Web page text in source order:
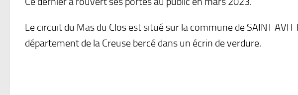
Le circuit du Mas du Clos est situé sur la commune de SAINT AVIT
département de la Creuse bercé dans un écrin de verdure.